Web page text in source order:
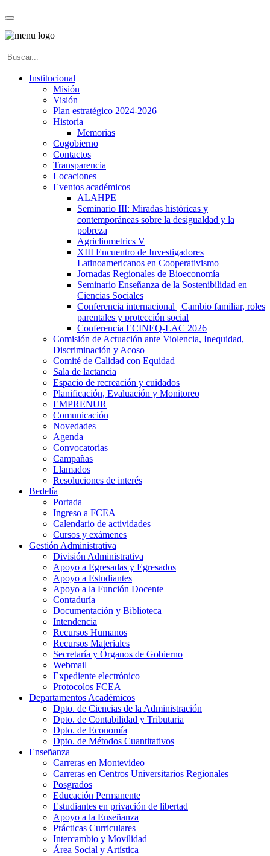
Institucional
Misión
Visión
Plan estratégico 2024-2026
Historia
Memorias
Cogobierno
Contactos
Transparencia
Locaciones
Eventos académicos
ALAHPE
Seminario III: Miradas históricas y
contemporáneas sobre la desigualdad y la
pobreza
Agricliometrics V
XIII Encuentro de Investigadores
Latinoamericanos en Cooperativismo
Jornadas Regionales de Bioeconomía
Seminario Enseñanza de la Sostenibilidad en
Ciencias Sociales
Conferencia internacional | Cambio familiar, roles
parentales y protección social
Conferencia ECINEQ-LAC 2026
Comisión de Actuación ante Violencia, Inequidad,
Discriminación y Acoso
Comité de Calidad con Equidad
Sala de lactancia
Espacio de recreación y cuidados
Planificación, Evaluación y Monitoreo
EMPRENUR
Comunicación
Novedades
Agenda
Convocatorias
Campañas
Llamados
Resoluciones de interés
Bedelía
Portada
Ingreso a FCEA
Calendario de actividades
Cursos y exámenes
Gestión Administrativa
División Administrativa
Apoyo a Egresadas y Egresados
Apoyo a Estudiantes
Apoyo a la Función Docente
Contaduría
Documentación y Biblioteca
Intendencia
Recursos Humanos
Recursos Materiales
Secretaría y Órganos de Gobierno
Webmail
Expediente electrónico
Protocolos FCEA
Departamentos Académicos
Dpto. de Ciencias de la Administración
Dpto. de Contabilidad y Tributaria
Dpto. de Economía
Dpto. de Métodos Cuantitativos
Enseñanza
Carreras en Montevideo
Carreras en Centros Universitarios Regionales
Posgrados
Educación Permanente
Estudiantes en privación de libertad
Apoyo a la Enseñanza
Prácticas Curriculares
Intercambio y Movilidad
Área Social y Artística